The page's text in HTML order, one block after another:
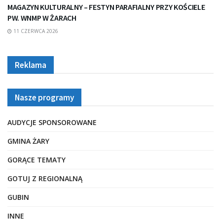
MAGAZYN KULTURALNY – FESTYN PARAFIALNY PRZY KOŚCIELE
PW. WNMP W ŻARACH
11 CZERWCA 2026
Reklama
Nasze programy
AUDYCJE SPONSOROWANE
GMINA ŻARY
GORĄCE TEMATY
GOTUJ Z REGIONALNĄ
GUBIN
INNE